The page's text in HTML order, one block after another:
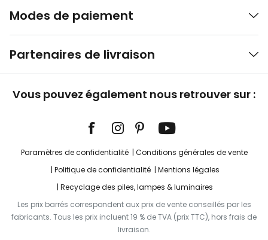
Modes de paiement
Partenaires de livraison
Vous pouvez également nous retrouver sur :
Paramètres de confidentialité
Conditions générales de vente
Politique de confidentialité
Mentions légales
Recyclage des piles, lampes & luminaires
Les prix barrés correspondent aux prix de vente conseillés par les
fabricants. Tous les prix incluent 19 % de TVA (prix TTC), hors frais de
livraison.